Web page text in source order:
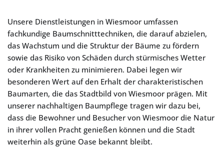
Unsere Dienstleistungen in Wiesmoor umfassen
fachkundige Baumschnitttechniken, die darauf abzielen,
das Wachstum und die Struktur der Bäume zu fördern
sowie das Risiko von Schäden durch stürmisches Wetter
oder Krankheiten zu minimieren. Dabei legen wir
besonderen Wert auf den Erhalt der charakteristischen
Baumarten, die das Stadtbild von Wiesmoor prägen. Mit
unserer nachhaltigen Baumpflege tragen wir dazu bei,
dass die Bewohner und Besucher von Wiesmoor die Natur
in ihrer vollen Pracht genießen können und die Stadt
weiterhin als grüne Oase bekannt bleibt.